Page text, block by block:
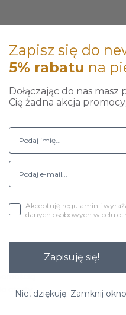
atesty
Zapisz się do
5% rabatu na
Dołączając do nas
Cię żadna akcja
Akceptuję regulamin i
danych osobowych w celu
Zapisuję się!
Nie, dziękuję. Zamknij